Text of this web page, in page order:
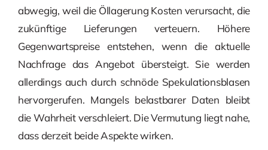
abwegig, weil die Öllagerung Kosten verursacht, die
zukünftige Lieferungen verteuern. Höhere
Gegenwartspreise entstehen, wenn die aktuelle
Nachfrage das Angebot übersteigt. Sie werden
allerdings auch durch schnöde Spekulationsblasen
hervorgerufen. Mangels belastbarer Daten bleibt
die Wahrheit verschleiert. Die Vermutung liegt nahe,
dass derzeit beide Aspekte wirken.